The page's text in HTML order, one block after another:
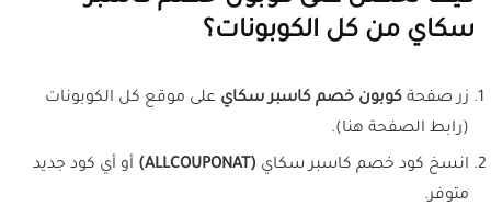
سكاي من كل الكوبونات؟
زر صفحة كوبون خصم كاسبر سكاي على موقع كل الكوبونات
(رابط الصفحة هنا).
انسخ كود خصم كاسبر سكاي (ALLCOUPONAT)
أو أي كود جديد
متوفر.